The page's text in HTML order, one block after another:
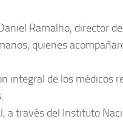
Ramalho, director
quienes
integral de los médicos
a través del Instituto